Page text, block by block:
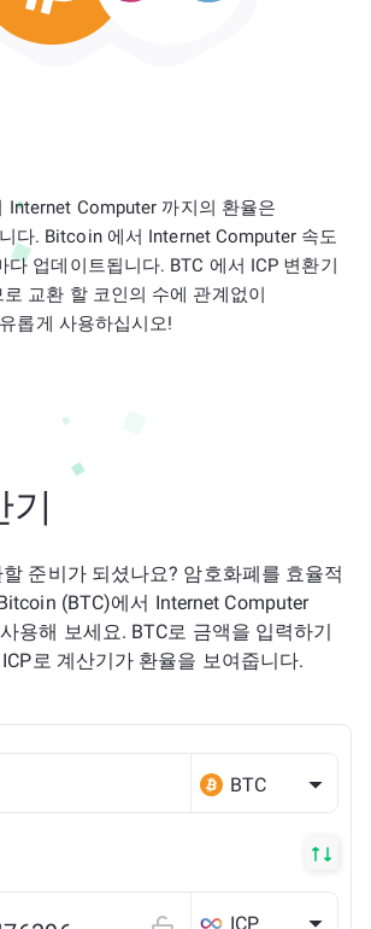
Internet Computer 까지의 환율은
다. Bitcoin 에서 Internet Computer 속도
다 업데이트됩니다. BTC 에서 ICP 변환기
교환 할 코인의 수에 관계없이
롭게 사용하십시오!
기
준비가 되셨나요? 암호화폐를 효율적
(BTC)에서 Internet Computer
용해 보세요. BTC로 금액을 입력하기
로 계산기가 환율을 보여줍니다.
BTC
ICP